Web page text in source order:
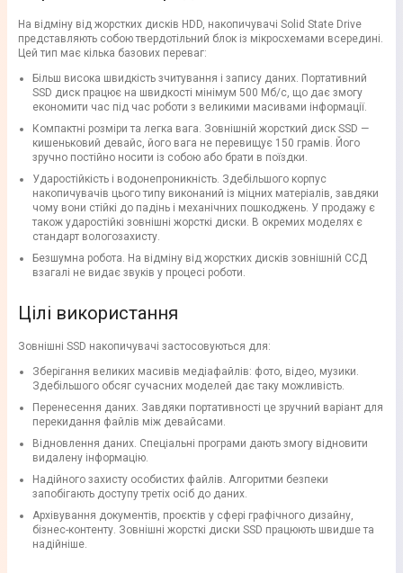
На відміну від жорстких дисків HDD, накопичувачі Solid State Drive
представляють собою твердотільний блок із мікросхемами всередині.
Цей тип має кілька базових переваг:
Більш висока швидкість зчитування і запису даних. Портативний
SSD диск працює на швидкості мінімум 500 Мб/с, що дає змогу
економити час під час роботи з великими масивами інформації.
Компактні розміри та легка вага. Зовнішній жорсткий диск SSD —
кишеньковий девайс, його вага не перевищує 150 грамів. Його
зручно постійно носити із собою або брати в поїздки.
Ударостійкість і водонепроникність. Здебільшого корпус
накопичувачів цього типу виконаний із міцних матеріалів, завдяки
чому вони стійкі до падінь і механічних пошкоджень. У продажу є
також ударостійкі зовнішні жорсткі диски. В окремих моделях є
стандарт вологозахисту.
Безшумна робота. На відміну від жорстких дисків зовнішній ССД
взагалі не видає звуків у процесі роботи.
Цілі використання
Зовнішні SSD накопичувачі застосовуються для:
Зберігання великих масивів медіафайлів: фото, відео, музики.
Здебільшого обсяг сучасних моделей дає таку можливість.
Перенесення даних. Завдяки портативності це зручний варіант для
перекидання файлів між девайсами.
Відновлення даних. Спеціальні програми дають змогу відновити
видалену інформацію.
Надійного захисту особистих файлів. Алгоритми безпеки
запобігають доступу третіх осіб до даних.
Архівування документів, проєктів у сфері графічного дизайну,
бізнес-контенту. Зовнішні жорсткі диски SSD працюють швидше та
надійніше.